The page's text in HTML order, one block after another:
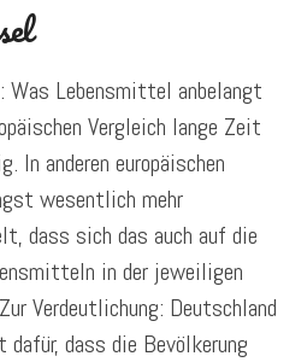
Was Lebensmittel anbelangt
Vergleich lange Zeit
In anderen europäischen
wesentlich mehr
dass sich das auch auf die
in der jeweiligen
Verdeutlichung: Deutschland
dass die Bevölkerung